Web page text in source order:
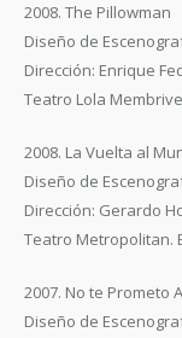
2008. The Pillowman
Diseño de
Dirección: Enrique
Teatro Lola
2008. La Vuelta al
Diseño de
Dirección: Gerardo
Teatro Metropolitan.
2007. No te Prometo
Diseño de